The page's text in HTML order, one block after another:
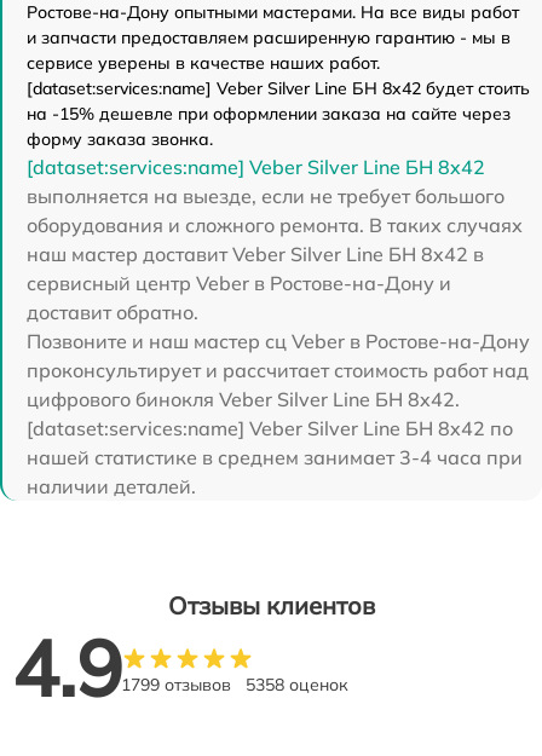
Ростове-на-Дону опытными мастерами. На все виды работ
и запчасти предоставляем расширенную гарантию - мы в
сервисе уверены в качестве наших работ.
[dataset:services:name] Veber Silver Line БН 8x42 будет стоить
на -15% дешевле при оформлении заказа на сайте через
форму заказа звонка.
[dataset:services:name] Veber Silver Line БН 8x42
выполняется на выезде, если не требует большого
оборудования и сложного ремонта. В таких случаях
наш мастер доставит Veber Silver Line БН 8x42 в
сервисный центр Veber в Ростове-на-Дону и
доставит обратно.
Позвоните и наш мастер сц Veber в Ростове-на-Дону
проконсультирует и рассчитает стоимость работ над
цифрового бинокля Veber Silver Line БН 8x42.
[dataset:services:name] Veber Silver Line БН 8x42 по
нашей статистике в среднем занимает 3-4 часа при
наличии деталей.
Отзывы клиентов
4.91799 отзывов 5358 оценок